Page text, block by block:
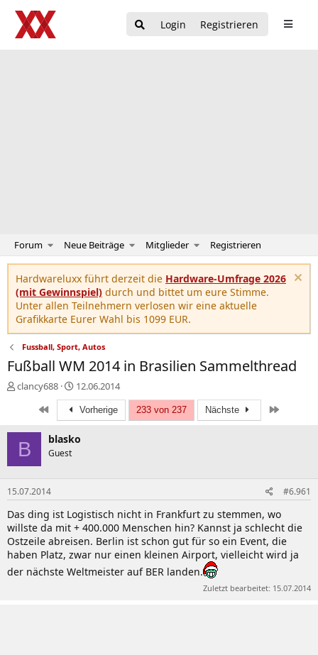
Login Registrieren
Forum Neue Beiträge Mitglieder Registrieren
Hardwareluxx führt derzeit die Hardware-Umfrage 2026
(mit Gewinnspiel) durch und bittet um eure Stimme.
Unter allen Teilnehmern verlosen wir eine aktuelle
Grafikkarte Eurer Wahl bis 1099 EUR.
Fussball, Sport, Autos
Fußball WM 2014 in Brasilien Sammelthread
E
e
r
clancy688
E
r
t
e
m
12.06.2014
Erste Vorherige 233 von 237 Nächste
B blasko
Guest
15.07.2014 #6.961
Das ding ist Logistisch nicht in Frankfurt zu stemmen, wo
willste da mit + 400.000 Menschen hin? Kannst ja schlecht die
Ostzeile abreisen. Berlin ist schon gut für so ein Event, die
haben Platz, zwar nur einen kleinen Airport, vielleicht wird ja
der nächste Weltmeister auf BER landen.
Zuletzt bearbeitet: 15.07.2014